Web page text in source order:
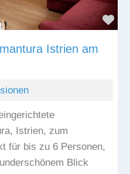
Istrien am
Istrien, zum
für bis zu 6 Personen,
Blick